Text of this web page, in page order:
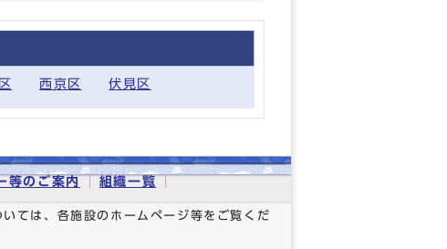
西京区 伏見区
等のご案内 組織一覧
ては、各施設のホームページ等をご覧くだ